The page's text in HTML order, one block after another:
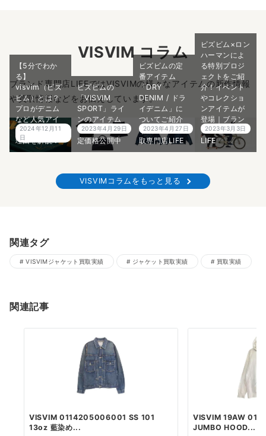
VISVIM コラム
ブランド専門店LIFEではVISVIMの様々なアイテムの新作情報
や買取情報などをお伝えしています。
【5分でわか
る】
visvim（ビズ
ビム）とは？
プロがデニム
など人気アイ
テムや高価な
理由を解説！
2024年12月11
日
ビズビムの
「VISVIM
SPORT」ライ
ンのアイテム
をご紹介！査
定価格公開中
2023年4月29日
ビズビムの定
番アイテム
「DRY
DENIM / ドラ
イデニム」に
ついてご紹介
｜ブランド買
取専門店LIFE
2023年4月27日
ビズビム×ロン
ハーマンによ
る特別プロジ
ェクトをご紹
介！イベント
やコレクショ
ンアイテムが
登場｜ブラン
ド買取専門店
LIFE
2023年3月3日
VISVIMコラムをもっと見る
関連タグ
VISVIMジャケット買取実績 ジャケット買取実績 買取実績
関連記事
VISVIM 0114205006001 SS 101
13oz 藍染め...
VISVIM 19AW
JUMBO HOOD...